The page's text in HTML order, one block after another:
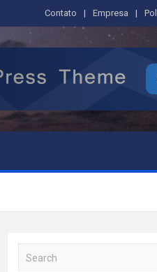
Contato Empresa